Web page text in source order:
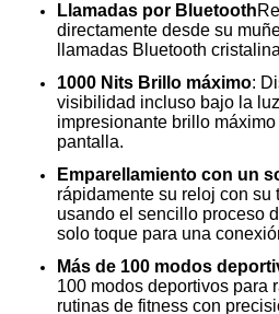
Llamadas por Bluetooth
directamente desde su
llamadas Bluetooth
1000 Nits Brillo máximo:
visibilidad incluso bajo la
impresionante brillo
pantalla.
Emparellamiento con un
rápidamente su reloj con su
usando el sencillo proceso
solo toque para una
Más de 100 modos
100 modos deportivos para
rutinas de fitness con